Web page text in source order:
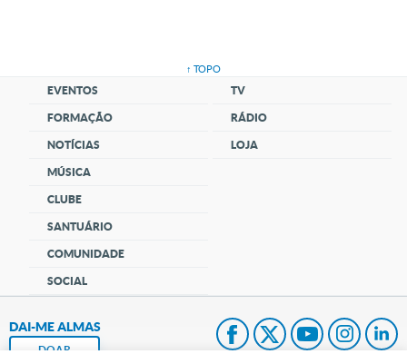
↑ TOPO
EVENTOS
FORMAÇÃO
NOTÍCIAS
MÚSICA
CLUBE
SANTUÁRIO
COMUNIDADE
SOCIAL
TV
RÁDIO
LOJA
DAI-ME ALMAS
DOAR